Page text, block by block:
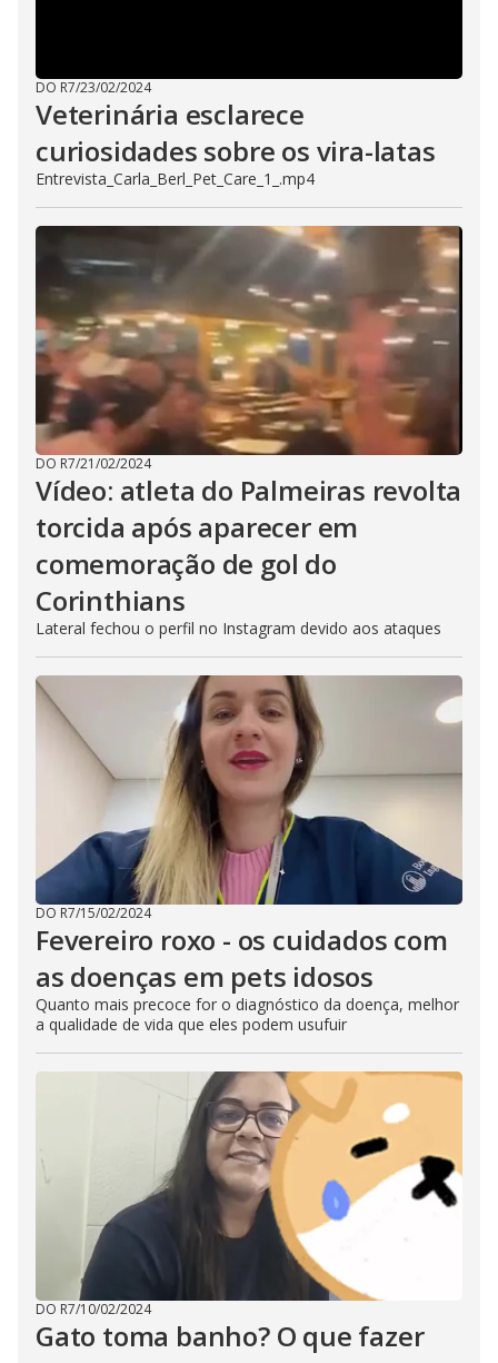
DO R7/23/02/2024
Veterinária esclarece
curiosidades sobre os vira-latas
Entrevista_Carla_Berl_Pet_Care_1_.mp4
DO R7/21/02/2024
Vídeo: atleta do Palmeiras revolta
torcida após aparecer em
comemoração de gol do
Corinthians
Lateral fechou o perfil no Instagram devido aos ataques
DO R7/15/02/2024
Fevereiro roxo - os cuidados com
as doenças em pets idosos
Quanto mais precoce for o diagnóstico da doença, melhor
a qualidade de vida que eles podem usufuir
DO R7/10/02/2024
Gato toma banho? O que fazer